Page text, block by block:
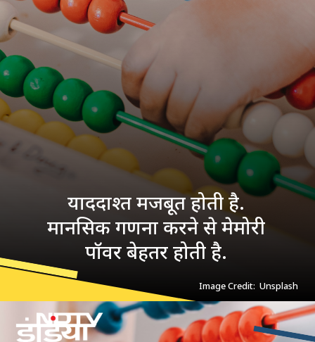
Image Credit: Unsplash
याददाश्त मजबूत होती है.
मानसिक गणना करने से मेमोरी
पॉवर बेहतर होती है.